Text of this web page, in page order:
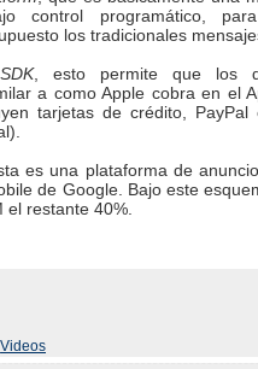
control programático,
los tradicionales
, esto permite que los
a como Apple cobra en el
tarjetas de crédito,
es una plataforma de
de Google. Bajo este
restante 40%.
Videos